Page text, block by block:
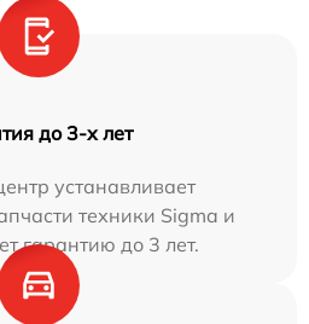
до 3-х лет
устанавливает
техники Sigma и
гарантию до 3 лет.